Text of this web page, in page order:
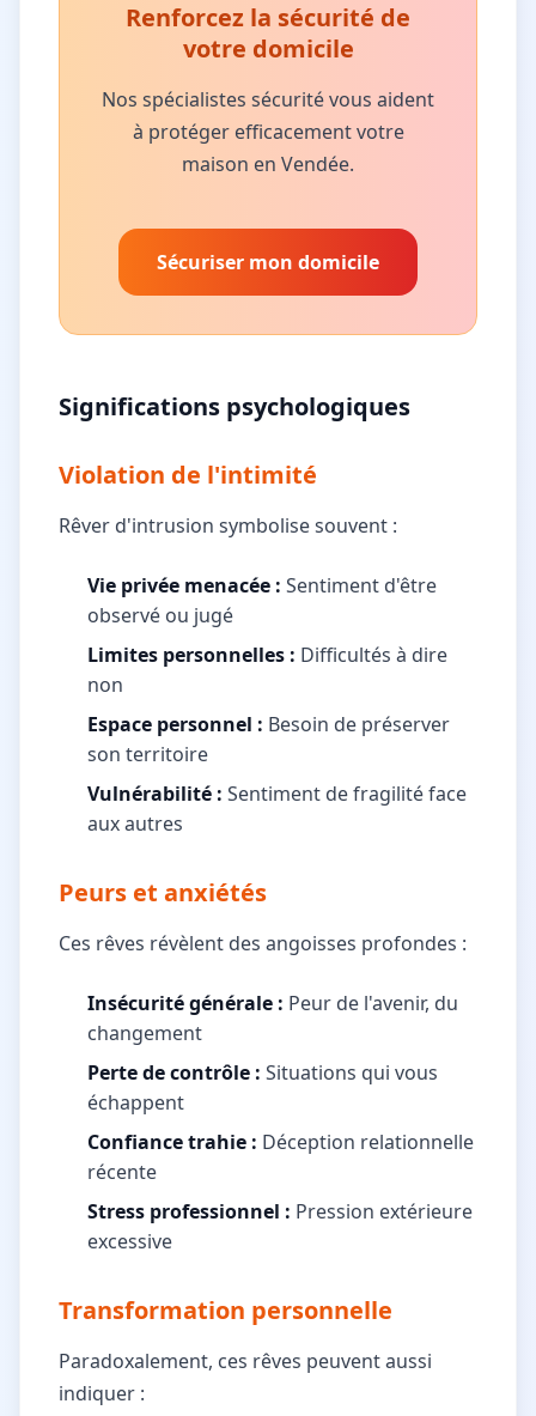
Renforcez la sécurité de
votre domicile
Nos spécialistes sécurité vous aident
à protéger efficacement votre
maison en Vendée.
Sécuriser mon domicile
Significations psychologiques
Violation de l'intimité
Rêver d'intrusion symbolise souvent :
Vie privée menacée : Sentiment d'être
observé ou jugé
Limites personnelles : Difficultés à dire
non
Espace personnel : Besoin de préserver
son territoire
Vulnérabilité : Sentiment de fragilité face
aux autres
Peurs et anxiétés
Ces rêves révèlent des angoisses profondes :
Insécurité générale : Peur de l'avenir, du
changement
Perte de contrôle : Situations qui vous
échappent
Confiance trahie : Déception relationnelle
récente
Stress professionnel : Pression extérieure
excessive
Transformation personnelle
Paradoxalement, ces rêves peuvent aussi
indiquer :